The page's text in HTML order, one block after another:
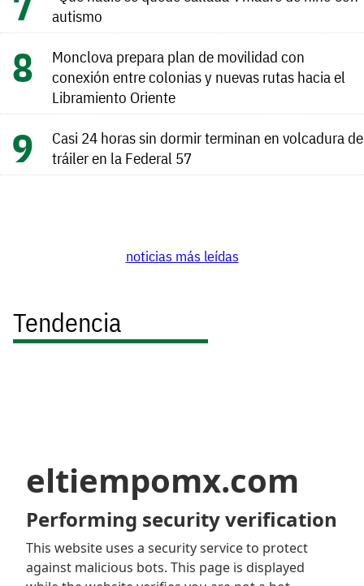
autismo
Monclova prepara plan de movilidad con
conexión entre colonias y nuevas rutas hacia el
Libramiento Oriente
Casi 24 horas sin dormir terminan en volcadura de
tráiler en la Federal 57
noticias más leídas
Tendencia